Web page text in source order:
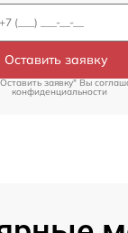
Оставить заявку
заявку" Вы
конфиденциальности